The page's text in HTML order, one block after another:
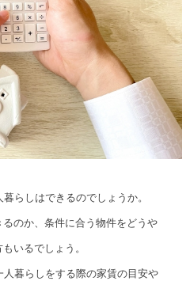
らしはできるのでしょうか。
のか、条件に合う物件をどうや
いるでしょう。
暮らしをする際の家賃の目安や